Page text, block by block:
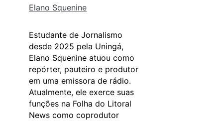
Elano Squenine
Estudante de Jornalismo
desde 2025 pela Uningá,
Elano Squenine atuou como
repórter, pauteiro e produtor
em uma emissora de rádio.
Atualmente, ele exerce suas
funções na Folha do Litoral
News como coprodutor